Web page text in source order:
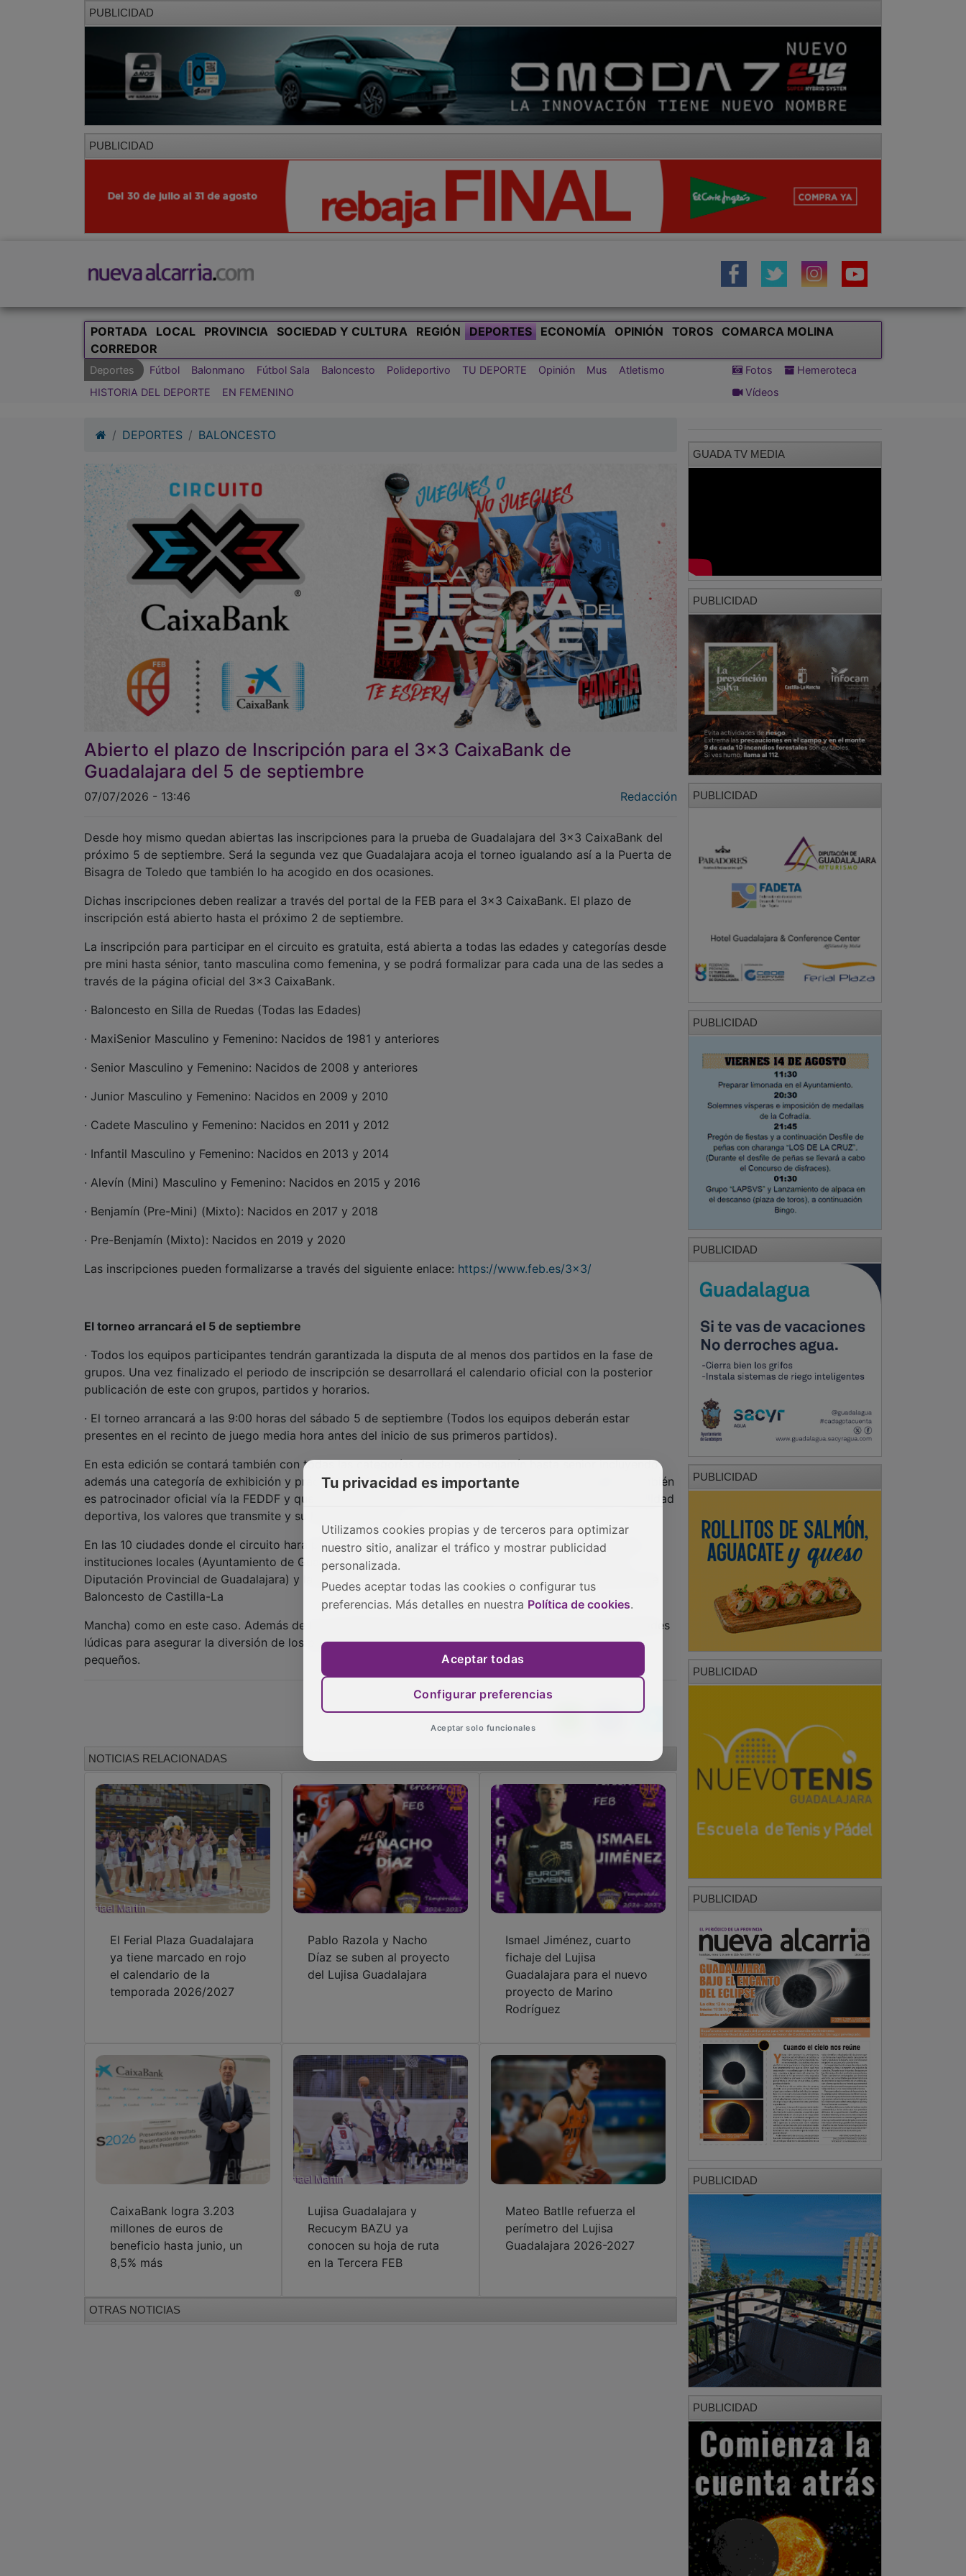
PUBLICIDAD
PUBLICIDAD
PORTADA LOCAL PROVINCIA SOCIEDAD Y CULTURA REGIÓN DEPORTES ECONOMÍA OPINIÓN TOROS
COMARCA MOLINA
CORREDOR
Deportes Fútbol Balonmano Fútbol Sala Baloncesto Polideportivo TU DEPORTE Opinión Mus
Atletismo
HISTORIA DEL DEPORTE
EN FEMENINO
Fotos
Hemeroteca
Vídeos
DEPORTES BALONCESTO
Abierto el plazo de Inscripción para el 3x3 CaixaBank de
Guadalajara del 5 de septiembre
07/07/2026 - 13:46 Redacción
Desde hoy mismo quedan abiertas las inscripciones para la prueba de Guadalajara del 3x3 CaixaBank del
próximo 5 de septiembre. Será la segunda vez que Guadalajara acoja el torneo igualando así a la Puerta de
Bisagra de Toledo que también lo ha acogido en dos ocasiones.
Dichas inscripciones deben realizar a través del portal de la FEB para el 3x3 CaixaBank. El plazo de
inscripción está abierto hasta el próximo 2 de septiembre.
La inscripción para participar en el circuito es gratuita, está abierta a todas las edades y categorías desde
pre mini hasta sénior, tanto masculina como femenina, y se podrá formalizar para cada una de las sedes a
través de la página oficial del 3×3 CaixaBank.
· Baloncesto en Silla de Ruedas (Todas las Edades)
· MaxiSenior Masculino y Femenino: Nacidos de 1981 y anteriores
· Senior Masculino y Femenino: Nacidos de 2008 y anteriores
· Junior Masculino y Femenino: Nacidos en 2009 y 2010
· Cadete Masculino y Femenino: Nacidos en 2011 y 2012
· Infantil Masculino y Femenino: Nacidos en 2013 y 2014
· Alevín (Mini) Masculino y Femenino: Nacidos en 2015 y 2016
· Benjamín (Pre-Mini) (Mixto): Nacidos en 2017 y 2018
· Pre-Benjamín (Mixto): Nacidos en 2019 y 2020
Las inscripciones pueden formalizarse a través del siguiente enlace: https://www.feb.es/3x3/
El torneo arrancará el 5 de septiembre
· Todos los equipos participantes tendrán garantizada la disputa de al menos dos partidos en la fase de
grupos. Una vez finalizado el periodo de inscripción se desarrollará el calendario oficial con la posterior
publicación de este con grupos, partidos y horarios.
· El torneo arrancará a las 9:00 horas del sábado 5 de septiembre (Todos los equipos deberán estar
presentes en el recinto de juego media hora antes del inicio de sus primeros partidos).
En esta edición se contará también con todas las categorías desde pre-benjamín hasta senior incluyendo
además una categoría de exhibición y práctica de baloncesto en silla de ruedas, del que CaixaBank también
es patrocinador oficial vía la FEDDF y que tiene como objetivo concienciar a la sociedad de esta modalidad
deportiva, los valores que transmite y su historia de éxito.
En las 10 ciudades donde el circuito hará parada, el Plaza 3×3 CaixaBank contará con el apoyo de las
instituciones locales (Ayuntamiento de Guadalajara, Junta de Comunidades de Castilla-La Mancha y
Diputación Provincial de Guadalajara) y la colaboración de las Federaciones Autonómicas (Federación de
Baloncesto de Castilla-La
Mancha) como en este caso. Además de la competición deportiva, el circuito también ofrecerá actividades
lúdicas para asegurar la diversión de los participantes, familiares y visitantes, especialmente los más
pequeños.
NOTICIAS RELACIONADAS
El Ferial Plaza Guadalajara
ya tiene marcado en rojo
el calendario de la
temporada 2026/2027
Pablo Razola y Nacho
Díaz se suben al proyecto
del Lujisa Guadalajara
Ismael Jiménez, cuarto
fichaje del Lujisa
Guadalajara para el nuevo
proyecto de Marino
Rodríguez
CaixaBank logra 3.203
millones de euros de
beneficio hasta junio, un
8,5% más
Lujisa Guadalajara y
Recucym BAZU ya
conocen su hoja de ruta
en la Tercera FEB
Mateo Batlle refuerza el
perímetro del Lujisa
Guadalajara 2026-2027
OTRAS NOTICIAS
GUADA TV MEDIA
PUBLICIDAD
PUBLICIDAD
PUBLICIDAD
PUBLICIDAD
PUBLICIDAD
PUBLICIDAD
PUBLICIDAD
PUBLICIDAD
PUBLICIDAD
Tu privacidad es importante
Utilizamos cookies propias y de terceros para optimizar
nuestro sitio, analizar el tráfico y mostrar publicidad
personalizada.
Puedes aceptar todas las cookies o configurar tus
preferencias. Más detalles en nuestra Política de cookies.
Aceptar todas
Configurar preferencias
Aceptar solo funcionales